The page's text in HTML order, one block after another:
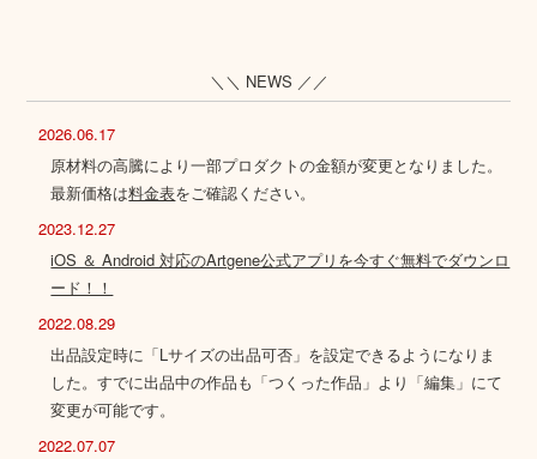
＼＼ NEWS ／／
2026.06.17
原材料の高騰により一部プロダクトの金額が変更となりました。
最新価格は料金表をご確認ください。
2023.12.27
iOS ＆ Android 対応のArtgene公式アプリを今すぐ無料でダウンロ
ード！！
2022.08.29
出品設定時に「Lサイズの出品可否」を設定できるようになりま
した。すでに出品中の作品も「つくった作品」より「編集」にて
変更が可能です。
2022.07.07